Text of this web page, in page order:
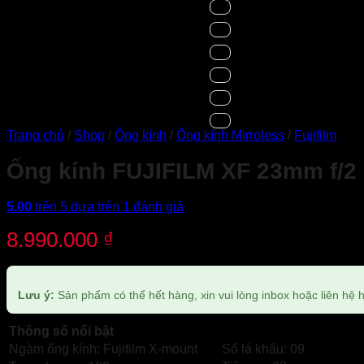
Trang chủ / Shop / Ống kính / Ống kính Mirroless / Fujifilm
Ống kính FUJIFILM XF 23mm f/2
5.00 trên 5 dựa trên 1 đánh giá
8.990.000 ₫
Lưu ý: Sản phẩm có thể hết hàng, xin vui lòng inbox hoặc liên hệ
Thông số nổi bật
Ngàm ống kính: Fujifilm X-mount
Số lá khẩu: 09